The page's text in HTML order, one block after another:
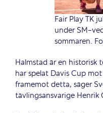
Fair Play TK
under SM-
sommaren.
Halmstad är en historisk
har spelat Davis Cup
framemot detta, säger
tävlingsansvarige Henrik